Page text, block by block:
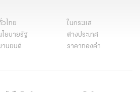
วไทย
ในกระแส
โยบายรัฐ
ต่างประเทศ
านยนต์
ราคาทองคำ